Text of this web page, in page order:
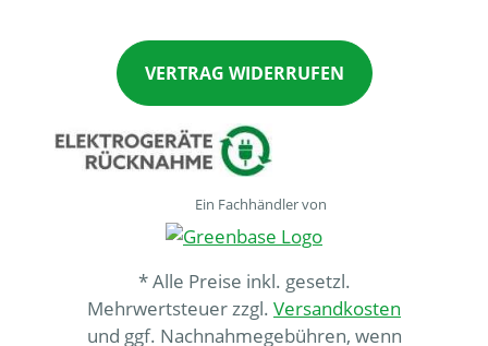
VERTRAG WIDERRUFEN
Ein Fachhändler von
* Alle Preise inkl. gesetzl.
Mehrwertsteuer zzgl. Versandkosten
und ggf. Nachnahmegebühren, wenn